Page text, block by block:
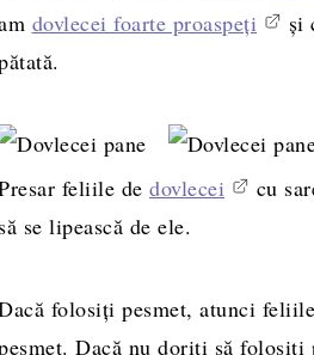
dovlecei foarte proaspeți
și
feliile de dovlecei
cu
să se lipească de ele.
folosiți pesmet, atunci
Dacă nu doriți să